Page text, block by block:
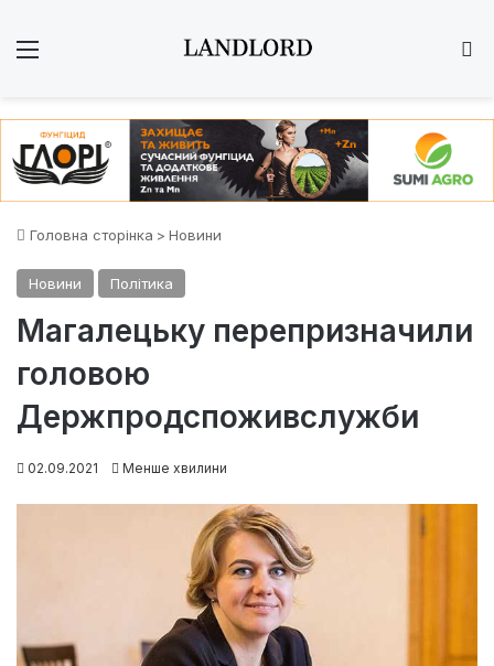
Головна сторінка > Новини
Новини Політика
Магалецьку перепризначили
головою
Держпродспоживслужби
02.09.2021 Менше хвилини